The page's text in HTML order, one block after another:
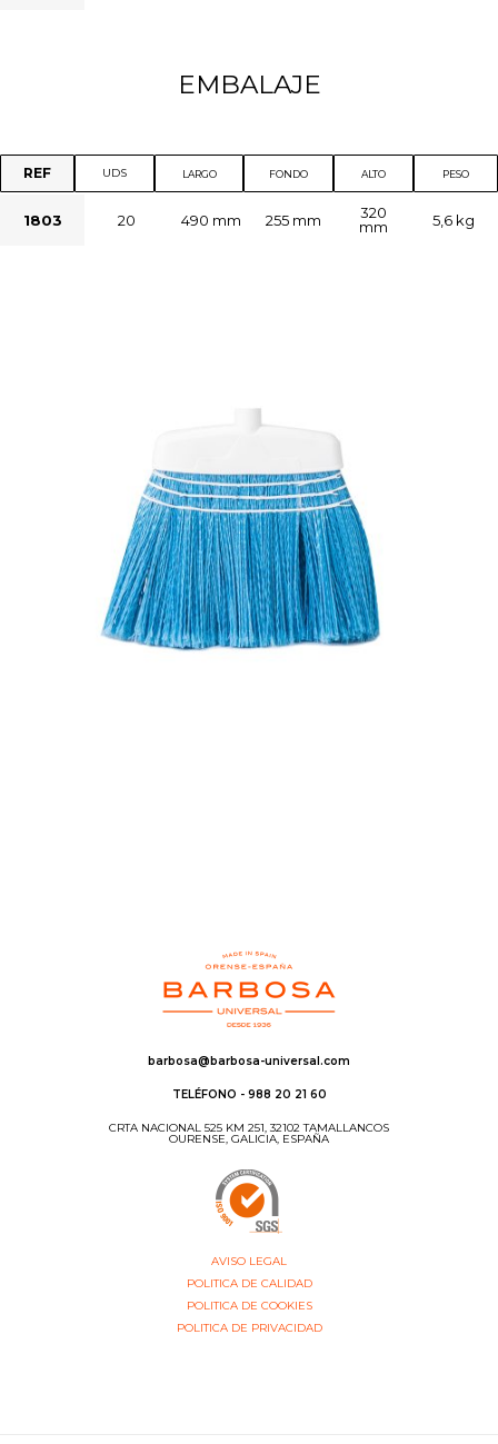
EMBALAJE
REF UDS LARGO FONDO ALTO PESO
1803 20 490 mm 255 mm
320
mm
5,6 kg
barbosa@barbosa-universal.com
TELÉFONO - 988 20 21 60
CRTA NACIONAL 525 KM 251, 32102 TAMALLANCOS
OURENSE, GALICIA, ESPAÑA
AVISO LEGAL
POLITICA DE CALIDAD
POLITICA DE COOKIES
POLITICA DE PRIVACIDAD